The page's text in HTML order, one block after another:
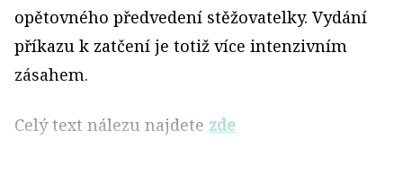
opětovného předvedení stěžovatelky. Vydání
příkazu k zatčení je totiž více intenzivním
zásahem.
Celý text nálezu najdete zde